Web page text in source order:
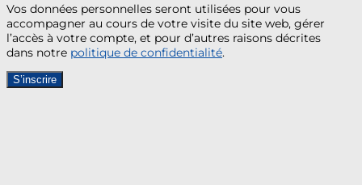
Vos données personnelles seront utilisées pour vous
accompagner au cours de votre visite du site web, gérer
l’accès à votre compte, et pour d’autres raisons décrites
dans notre politique de confidentialité.
S’inscrire